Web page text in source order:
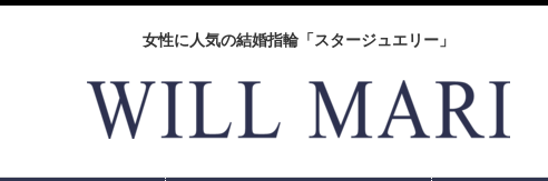
女性に人気の結婚指輪「スタージュエリー」